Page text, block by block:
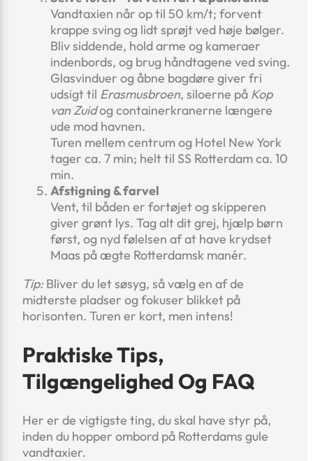
Vandtaxien når op til 50 km/t; forvent
krappe sving og lidt sprøjt ved høje bølger.
Bliv siddende, hold arme og kameraer
indenbords, og brug håndtagene ved sving.
Glasvinduer og åbne bagdøre giver fri
udsigt til Erasmusbroen, siloerne på Kop
van Zuidog containerkranerne længere
ude mod havnen.
Turen mellem centrum og Hotel New York
tager ca. 7 min; helt til SS Rotterdam ca. 10
min.
Afstigning & farvel
Vent, til båden er fortøjet og skipperen
giver grønt lys. Tag alt dit grej, hjælp børn
først, og nyd følelsen af at have krydset
Maas på ægte Rotterdamsk manér.
Tip: Bliver du let søsyg, så vælg en af de
midterste pladser og fokuser blikket på
horisonten. Turen er kort, men intens!
Praktiske Tips,
Tilgængelighed Og FAQ
Her er de vigtigste ting, du skal have styr på,
inden du hopper ombord på Rotterdams gule
vandtaxier.